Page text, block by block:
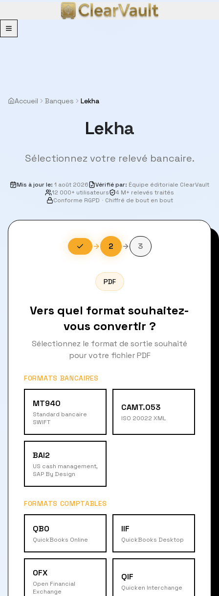
Menu
Accueil Banques Lekha
Lekha
Sélectionnez votre relevé bancaire.
Mis à jour le: 1 août 2026 Vérifié par: Équipe éditoriale ClearVault
12 000+ utilisateurs
4 M+ relevés traités
Conforme RGPD · Chiffré de bout en bout
2 3
PDF
Vers quel format souhaitez-
vous convertir ?
Sélectionnez le format de sortie souhaité
pour votre fichier PDF
FORMATS BANCAIRES
MT940
Standard bancaire
SWIFT
CAMT.053
ISO 20022 XML
BAI2
US cash management,
SAP By Design
FORMATS COMPTABLES
QBO
QuickBooks Online
IIF
QuickBooks Desktop
OFX
Open Financial
Exchange
QIF
Quicken Interchange